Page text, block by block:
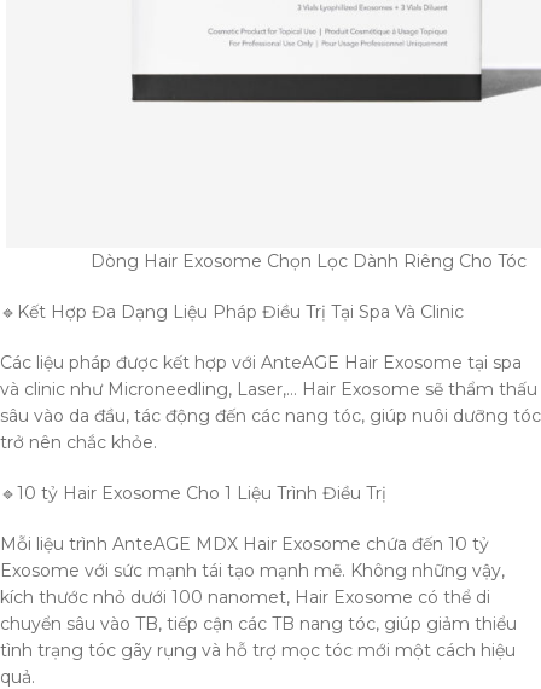
Dòng Hair Exosome Chọn Lọc Dành Riêng Cho Tóc
🔹Kết Hợp Đa Dạng Liệu Pháp Điều Trị Tại Spa Và Clinic
Các liệu pháp được kết hợp với AnteAGE Hair Exosome tại spa
và clinic như Microneedling, Laser,… Hair Exosome sẽ thẩm thấu
sâu vào da đầu, tác động đến các nang tóc, giúp nuôi dưỡng tóc
trở nên chắc khỏe.
🔹10 tỷ Hair Exosome Cho 1 Liệu Trình Điều Trị
Mỗi liệu trình AnteAGE MDX Hair Exosome chứa đến 10 tỷ
Exosome với sức mạnh tái tạo mạnh mẽ. Không những vậy,
kích thước nhỏ dưới 100 nanomet, Hair Exosome có thể di
chuyển sâu vào TB, tiếp cận các TB nang tóc, giúp giảm thiểu
tình trạng tóc gãy rụng và hỗ trợ mọc tóc mới một cách hiệu
quả.